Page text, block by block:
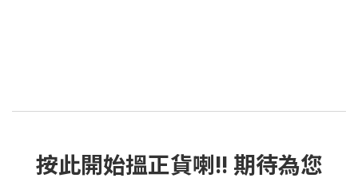
按此開始搵正貨喇!! 期待為您